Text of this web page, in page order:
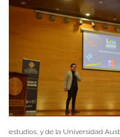
estudios, y de la Universidad